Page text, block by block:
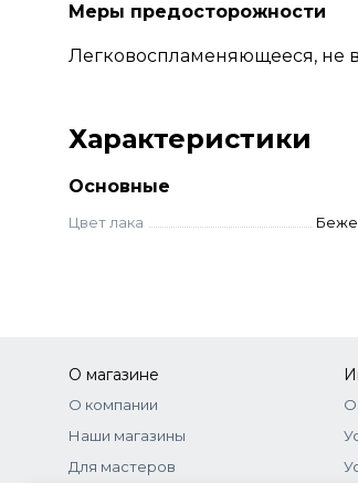
Меры предосторожности
Легковоспламеняющееся, не
Характеристики
Основные
Цвет лака
О магазине
О компании
Наши магазины
Для мастеров